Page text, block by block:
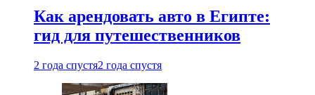
Как арендовать авто в Египте:
гид для путешественников
2 года спустя2 года спустя